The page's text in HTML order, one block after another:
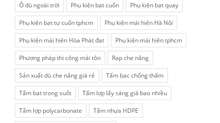
Ô dù ngoài trời Phụ kiện bạt cuốn Phụ kiện bạt quay
Phụ kiện bạt tự cuốn tphcm Phụ kiện mái hiên Hà Nội
Phụ kiện mái hiên Hòa Phát đạt Phụ kiện mái hiên tphcm
Phương pháp thi công mái tôn Rạp che nắng
Sản xuất dù che nắng giá rẻ Tấm bạc chống thấm
Tấm bạt trong suốt Tấm lợp lấy sáng giá bao nhiều
Tấm lợp polycarbonate Tấm nhựa HDPE